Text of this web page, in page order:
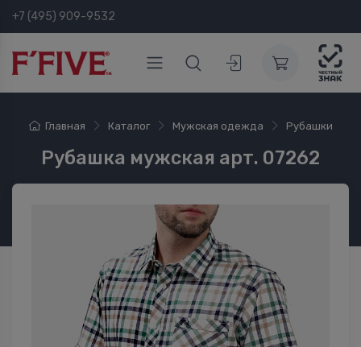
+7 (495) 909-9532
Главная Каталог Мужская одежда Рубашки
Рубашка мужская арт. 07262